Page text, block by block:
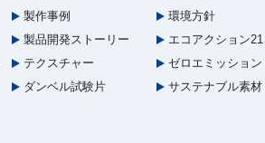
製作事例
製品開発ストーリー
テクスチャー
ダンベル試験片
環境方針
エコアクション21
ゼロエミッション
サステナブル素材